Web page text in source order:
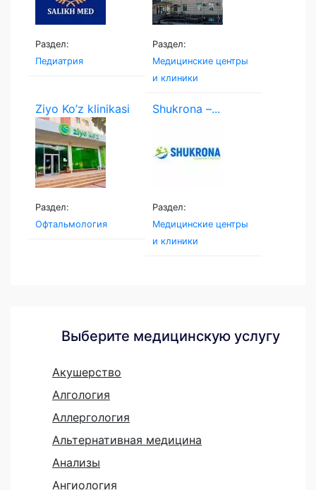
Раздел:
Педиатрия
Раздел:
Медицинские центры
и клиники
Ziyo Ko’z klinikasi
Раздел:
Офтальмология
Shukrona –...
Раздел:
Медицинские центры
и клиники
Выберите медицинскую услугу
Акушерство
Алгология
Аллергология
Альтернативная медицина
Анализы
Ангиология